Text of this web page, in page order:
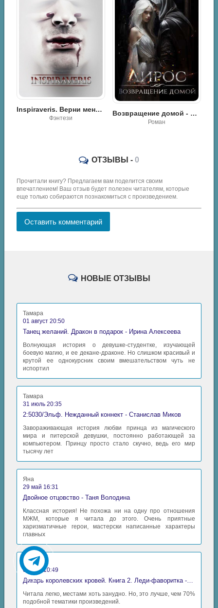
Inspiraveris. Верни меня - Лина Мур
Фэнтези
Возвращение домой - Рита Ренард
Роман
ОТЗЫВЫ - 0
Прочитали книгу? Предлагаем вам поделится своим
впечатлением! Ваш отзыв будет полезен читателям, которые
еще только собираются познакомиться с произведением.
Оставить комментарий
НОВЫЕ ОТЗЫВЫ
Тамара
01 август 20:50
Танец желаний. Дракон в подарок - Ирина Алексеева
Волнующая история о девушке-студентке, изучающей
боевую магию, и ее декане-драконе. Но слишком красивый и
крутой ее однокурсник своим вмешательством чуть не
испортил
Тамара
31 июль 20:35
2:5030/Эльф. Нежданный коннект - Станислав Миков
Завораживающая история любви принца из магического
мира и питерской девушки, постоянно работающей за
компьютером. Принцу просто стало скучно, ведь его мир
тысячу лет
Яна
29 май 16:31
Двойное отцовство - Таня Володина
Классная история! Не похожа ни на одну про отношения
МЖМ, которые я читала до этого. Очень приятные
харизматичные герои, мастерски написанные характеры
главных
Аида
06 май 10:49
Читала легко, местами хоть занудно. Но, это лучше, чем 70%
подобной тематики произведений.